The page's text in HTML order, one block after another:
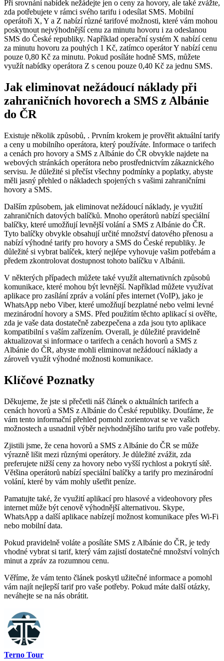
Při srovnání nabídek nežádejte⁢ jen ‌o ceny za hovory, ale také‍ zvážte,
zda potřebujete v rámci svého tarifu i odesílat SMS. Mobilní
operátoři X, Y a Z nabízí různé tarifové možnosti, které vám mohou
poskytnout nejvýhodnější cenu za minutu⁤ hovoru i za odeslanou
SMS do České republiky. Například operační systém X nabízí cenu
za⁤ minutu hovoru za pouhých 1 Kč, zatímco operátor Y nabízí cenu⁤
pouze 0,80 Kč za minutu. Pokud posíláte hodně SMS, můžete⁢
využít nabídky operátora Z s cenou pouze 0,40 Kč za jednu SMS.
Jak eliminovat nežádoucí náklady při
zahraničních⁤ hovorech a SMS z Albánie
do ČR
Existuje několik způsobů, . Prvním krokem je prověřit aktuální tarify
a ceny u mobilního operátora, který používáte. Informace o tarifech
a cenách pro hovory a SMS ⁣z Albánie do ČR obvykle najdete na
webových stránkách operátora nebo prostřednictvím zákaznického
servisu. Je důležité si přečíst všechny podmínky⁣ a poplatky, abyste
měli jasný přehled o nákladech spojených s vašimi zahraničními
hovory a SMS.
Dalším způsobem, jak eliminovat nežádoucí náklady, je využití
zahraničních datových balíčků. Mnoho operátorů nabízí ‌speciální
balíčky, které ⁢umožňují levnější volání a ‌SMS z Albánie do ČR.
Tyto balíčky obvykle obsahují určité množství datového přenosu a
nabízí výhodné tarify pro hovory⁢ a SMS ⁢do České republiky. Je
důležité si vybrat balíček, který nejlépe vyhovuje vašim potřebám a
předem zkontrolovat dostupnost tohoto balíčku⁣ v Albánii.
V některých ‍případech můžete také využít alternativních způsobů​
komunikace, které mohou být⁢ levnější. Například můžete využívat
aplikace⁣ pro zasílání zpráv a volání ​přes ​internet (VoIP), jako je
WhatsApp ‍nebo Viber, které umožňují bezplatné nebo​ velmi levné
mezinárodní hovory a SMS. Před použitím těchto aplikací si ověřte,
zda je vaše data dostatečně zabezpečena ⁤a zda jsou tyto aplikace
kompatibilní s vaším zařízením. Overall, je důležité pravidelně
aktualizovat si informace⁢ o⁢ tarifech a ⁢cenách hovorů a SMS z
Albánie do ČR, abyste mohli eliminovat nežádoucí náklady a
zároveň využít ⁤výhodné možnosti⁢ komunikace.
Klíčové Poznatky
Děkujeme, že jste si přečetli náš článek⁤ o aktuálních tarifech a
⁤cenách hovorů a SMS ​z⁣ Albánie do ⁣České republiky. Doufáme, že
vám tento ‌informační přehled pomohl ⁣zorientovat se ve vašich
možnostech a usnadnil výběr nejvhodnějšího tarifu pro vaše potřeby.
Zjistili jsme, že cena hovorů a SMS z ⁤Albánie do ČR se‌ může
výrazně lišit‌ mezi různými operátory.⁢ Je důležité zvážit, zda
preferujete nižší⁣ ceny za hovory nebo vyšší rychlost a pokrytí sítě.
Většina operátorů nabízí speciální balíčky a ⁣tarify pro mezinárodní
volání, které by ‍vám mohly ušetřit peníze.
Pamatujte také, že využití‍ aplikací pro hlasové a⁤ videohovory přes
internet může být ⁣cenově výhodnější alternativou. ⁤Skype,
WhatsApp a další aplikace nabízejí možnost komunikace přes Wi-Fi
nebo mobilní data.
Pokud⁢ pravidelně ​voláte a posíláte SMS z Albánie do ČR, ‌je tedy
vhodné vybrat si tarif, který vám zajistí dostatečné množství volných
minut a zpráv ‌za rozumnou cenu.
Věříme, že vám tento článek poskytl užitečné informace a‍ pomohl
vám najít nejlepší tarif pro vaše potřeby. Pokud máte další otázky,​
neváhejte se na‌ nás obrátit.
Terno Tour